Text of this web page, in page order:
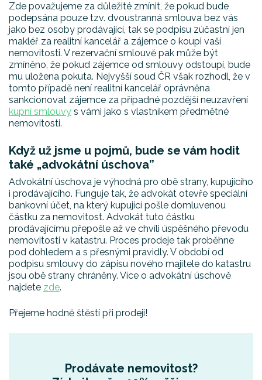
Zde považujeme za důležité zmínit, že pokud bude
podepsána pouze tzv. dvoustranná smlouva bez vás
jako bez osoby prodávající, tak se podpisu zúčastní jen
makléř za realitní kancelář a zájemce o koupi vaší
nemovitosti. V rezervační smlouvě pak může být
zmíněno, že pokud zájemce od smlouvy odstoupí, bude
mu uložena pokuta. Nejvyšší soud ČR však rozhodl, že v
tomto případě není realitní kancelář oprávněna
sankcionovat zájemce za případné pozdější neuzavření
kupní smlouvy s vámi jako s vlastníkem předmětné
nemovitosti.
Když už jsme u pojmů, bude se vám hodit
také „advokátní úschova”
Advokátní úschova je výhodná pro obě strany, kupujícího
i prodávajícího. Funguje tak, že advokát otevře speciální
bankovní účet, na který kupující pošle domluvenou
částku za nemovitost. Advokát tuto částku
prodávajícímu přepošle až ve chvíli úspěšného převodu
nemovitosti v katastru. Proces prodeje tak proběhne
pod dohledem a s přesnými pravidly. V období od
podpisu smlouvy do zápisu nového majitele do katastru
jsou obě strany chráněny. Více o advokátní úschově
najdete zde.
Přejeme hodně štěstí při prodeji!
Prodávate nemovitost?